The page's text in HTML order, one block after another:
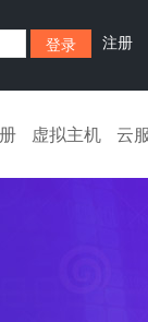
注册
虚拟主机 云